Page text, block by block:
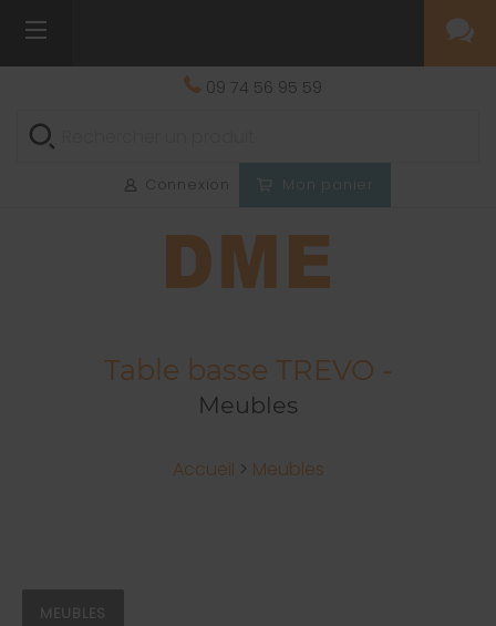
09 74 56 95 59
Connexion
Table basse TREVO -
Meubles
Accueil > Meubles
MEUBLES